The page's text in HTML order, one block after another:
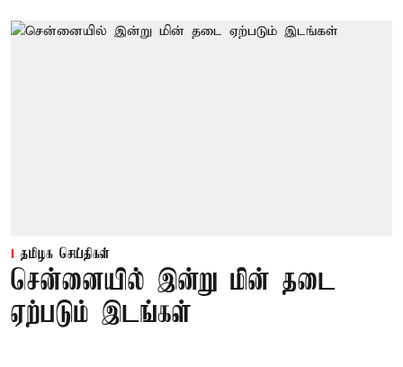
தமிழக செய்திகள்
சென்னையில் இன்று மின் தடை
ஏற்படும் இடங்கள்